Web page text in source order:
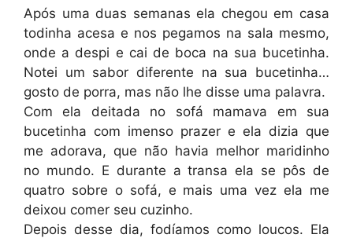
Após uma duas semanas ela chegou em casa
todinha acesa e nos pegamos na sala mesmo,
onde a despi e cai de boca na sua bucetinha.
Notei um sabor diferente na sua bucetinha…
gosto de porra, mas não lhe disse uma palavra.
Com ela deitada no sofá mamava em sua
bucetinha com imenso prazer e ela dizia que
me adorava, que não havia melhor maridinho
no mundo. E durante a transa ela se pôs de
quatro sobre o sofá, e mais uma vez ela me
deixou comer seu cuzinho.
Depois desse dia, fodíamos como loucos. Ela